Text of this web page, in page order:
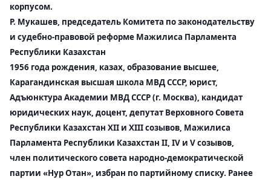
корпусом.
Р. Мукашев, председатель Комитета по законодательству
и судебно-правовой реформе Мажилиса Парламента
Республики Казахстан
1956 года рождения, казах, образование высшее,
Карагандинская высшая школа МВД СССР, юрист,
Адъюнктура Академии МВД СССР (г. Москва), кандидат
юридических наук, доцент, депутат Верховного Совета
Республики Казахстан XII и XIII созывов, Мажилиса
Парламента Республики Казахстан II, IV и V созывов,
член политического совета народно-демократической
партии «Нур Отан», избран по партийному списку. Ранее